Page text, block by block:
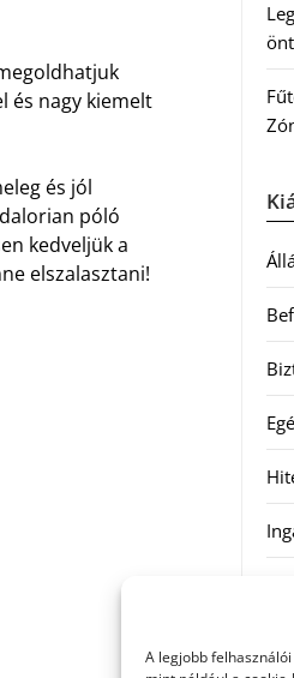
A legjobb
és nagy kiemelt
és jól
póló
kedveljük a
elszalasztani!